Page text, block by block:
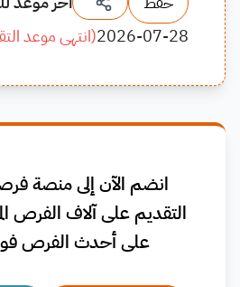
2026-07-28
(انتهى موعد
انضم الآن إلى منصة
التقديم على آلاف الفرص
على أحدث الفرص